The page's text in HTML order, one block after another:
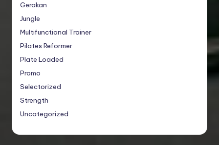
Gerakan
Jungle
Multifunctional Trainer
Pilates Reformer
Plate Loaded
Promo
Selectorized
Strength
Uncategorized